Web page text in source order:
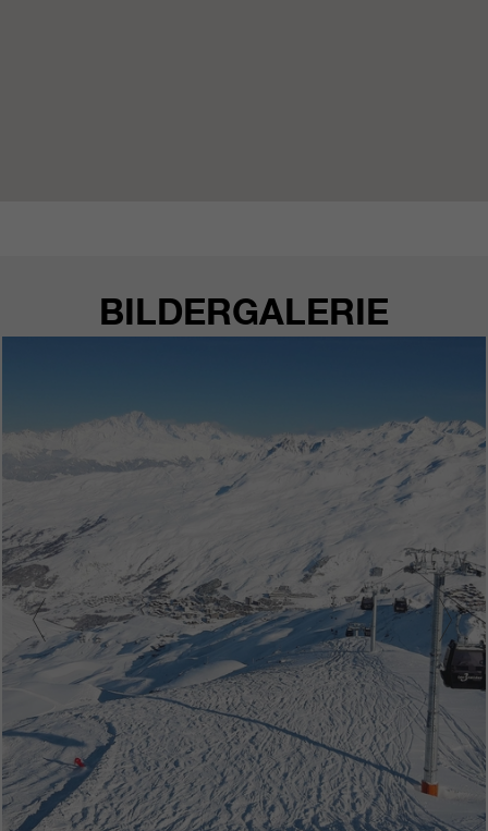
BILDERGALERIE